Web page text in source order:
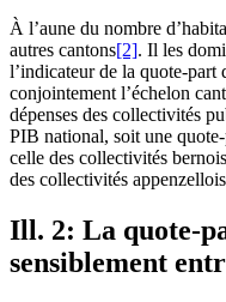
À l’aune du nombre
autres cantons[2]. Il les
l’indicateur de la quote-part
conjointement l’échelon
dépenses des collectivités
PIB national, soit une
celle des collectivités
des collectivités
Ill. 2: La quote-
sensiblement